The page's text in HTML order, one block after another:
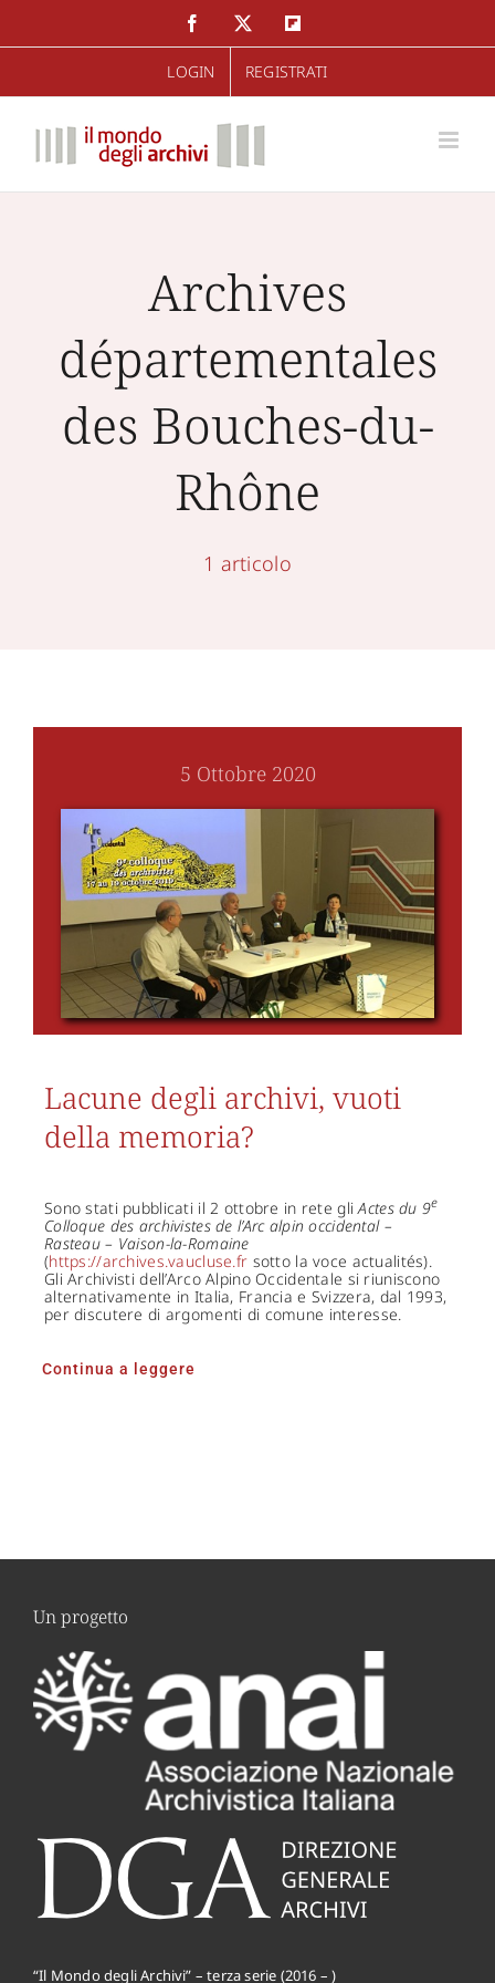
al
FacebookTwitter
LOGIN REGISTRATI
Archives
départementales
des Bouches-du-
Rhône
1 articolo
5 Ottobre 2020
Lacune degli archivi, vuoti
della memoria?
Sono stati pubblicati il 2 ottobre in rete gliActes du 9e
Colloque des archivistes de l’Arc alpin occidental –
Rasteau – Vaison-la-Romaine
(https://archives.vaucluse.fr sotto la voce actualités).
Gli Archivisti dell’Arco Alpino Occidentale si riuniscono
alternativamente in Italia, Francia e Svizzera, dal 1993,
per discutere di argomenti di comune interesse.
Continua a leggere
Un progetto
“Il Mondo degli Archivi” – terza serie (2016 – )